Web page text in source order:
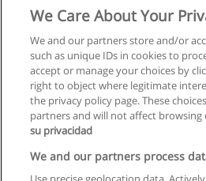
Курс Сакральные танцы
+ информация по
Правила
We Care About Your
We and our partners store and/or
such as unique IDs in cookies to
accept or manage your choices by
right to object where legitimate
the privacy policy page. These
partners and will not affect browsing
su privacidad
We and our partners process